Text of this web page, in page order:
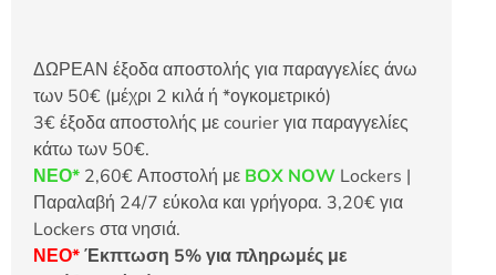
ΔΩΡΕΑΝ έξοδα αποστολής για παραγγελίες άνω
των 50€ (μέχρι 2 κιλά ή *ογκομετρικό)
3€ έξοδα αποστολής με courier για παραγγελίες
κάτω των 50€.
ΝΕΟ* 2,60€ Αποστολή με BOX NOW Lockers |
Παραλαβή 24/7 εύκολα και γρήγορα. 3,20€ για
Lockers στα νησιά.
ΝΕΟ*Έκπτωση 5% για πληρωμές με